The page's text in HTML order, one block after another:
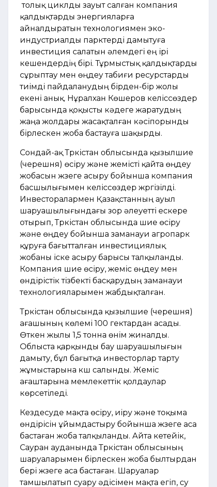
толық циклды зауыт салған компания
қалдықтарды энергияларға
айналдыратын технологиямен эко-
индустриалды парктерді дамытуға
инвестиция салатын әлемдегі ең ірі
кешендердің бірі. Тұрмыстық қалдықтарды
сұрыптау мен өңдеу табиғи ресурстарды
тиімді пайдаланудың бірден-бір жолы
екені анық. Нұралхан Көшеров келіссөздер
барысында қоқысты кәдеге жаратудың
жаңа жолдары жасақталған кәсіпорынды
бірлескен жоба бастауға шақырды.
Сондай-ақ Түркістан облысында қызылшие
(черешня) өсіру және жемісті қайта өңдеу
жобасын жүзеге асыру бойынша компания
басшылығымен келіссөздер жүргізілді.
Инвесторалармен Қазақстанның ауыл
шаруашылығындағы зор әлеуетті ескере
отырып, Түркістан облысында шие өсіру
және өңдеу бойынша заманауи агропарк
құруға бағытталған инвестициялық
жобаны іске асыру барысы талқыланды.
Компания шие өсіру, жеміс өңдеу мен
өндірістік тізбекті басқарудың заманауи
технологияларымен жабдықталған.
Түркістан облысында қызылшие (черешня)
ағашының көлемі 100 гектардан асады.
Өткен жылы 1,5 тонна өнім жиналды.
Облыста қарқынды бау шаруашылығын
дамыту, бұл бағытқа инвесторлар тарту
жұмыстарына күш салынды. Жеміс
ағаштарына мемлекеттік қолдаулар
көрсетіледі.
Кездесуде мақта өсіру, иіру және тоқыма
өндірісін ұйымдастыру бойынша жүзеге аса
бастаған жоба талқыланды. Айта кетейік,
Сауран ауданында Түркістан облысының
шаруаларымен бірлескен жоба былтырдан
бері жүзеге аса бастаған. Шаруалар
тамшылатып суару әдісімен мақта егіп, су